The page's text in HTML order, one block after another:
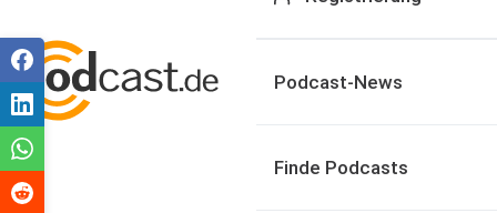
Podcast-News
Finde Podcasts